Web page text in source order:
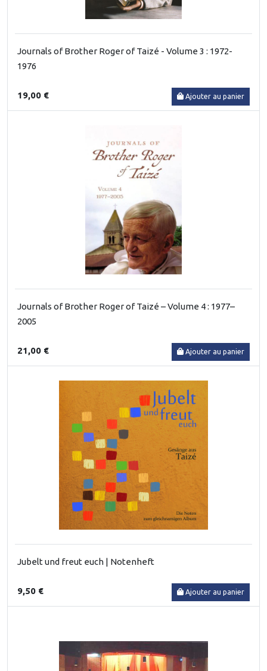
Journals of Brother Roger of Taizé - Volume 3 : 1972-
1976
19,00 € Ajouter au panier
Journals of Brother Roger of Taizé – Volume 4 : 1977–
2005
21,00 € Ajouter au panier
Jubelt und freut euch | Notenheft
9,50 € Ajouter au panier